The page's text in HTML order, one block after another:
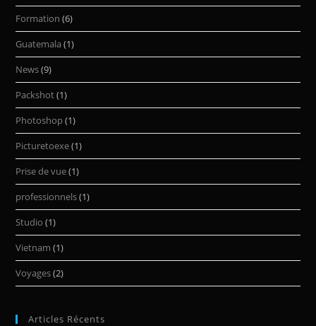
Formation (6)
Guatemala (1)
News(9)
Packshot(1)
Photoshop(1)
Picturetoexe(1)
Prise de vue(1)
professionnels(1)
Studio (1)
Vietnam (1)
Voyages(2)
Articles Récents